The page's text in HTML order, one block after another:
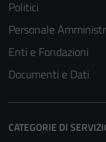
Politici
Personale
Enti e Fondazioni
Documenti e Dati
CATEGORIE DI